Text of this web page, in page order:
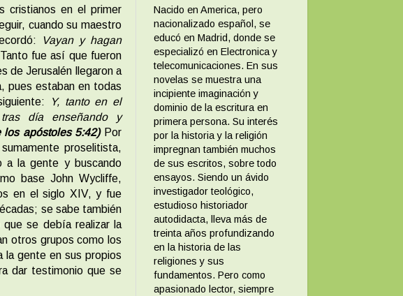
cristianos en el primer
cuando su maestro
Vayan y hagan
Tanto fue así que fueron
de Jerusalén llegaron a
pues estaban en todas
Y, tanto en el
día enseñando y
los apóstoles 5:42)Por
proselitista,
a la gente y buscando
base John Wycliffe,
en el siglo XIV, y fue
se sabe también
se debía realizar la
otros grupos como los
la gente en sus propios
dar testimonio que se
Nacido en America, pero
nacionalizado español, se
educó en Madrid, donde se
especializó en Electronica y
telecomunicaciones. En sus
novelas se muestra una
incipiente imaginación y
dominio de la escritura en
primera persona. Su interés
por la historia y la religión
impregnan también muchos
de sus escritos, sobre todo
ensayos. Siendo un ávido
investigador teológico,
estudioso historiador
autodidacta, lleva más de
treinta años profundizando
en la historia de las
religiones y sus
fundamentos. Pero como
apasionado lector, siempre